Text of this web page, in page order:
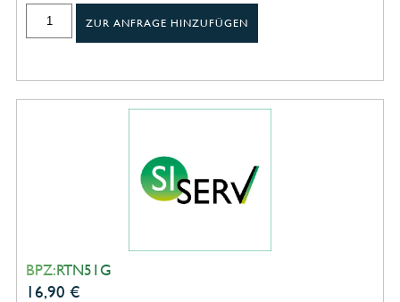
ZUR ANFRAGE HINZUFÜGEN
BPZ:RTN51G
16,90 €